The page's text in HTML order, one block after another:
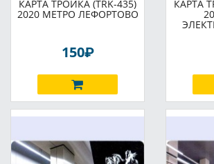
КАРТА ТРОЙКА (TRK-435)
2020 МЕТРО ЛЕФОРТОВО
150P
КАРТА